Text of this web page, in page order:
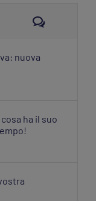
Commenti
nuova
ha il suo